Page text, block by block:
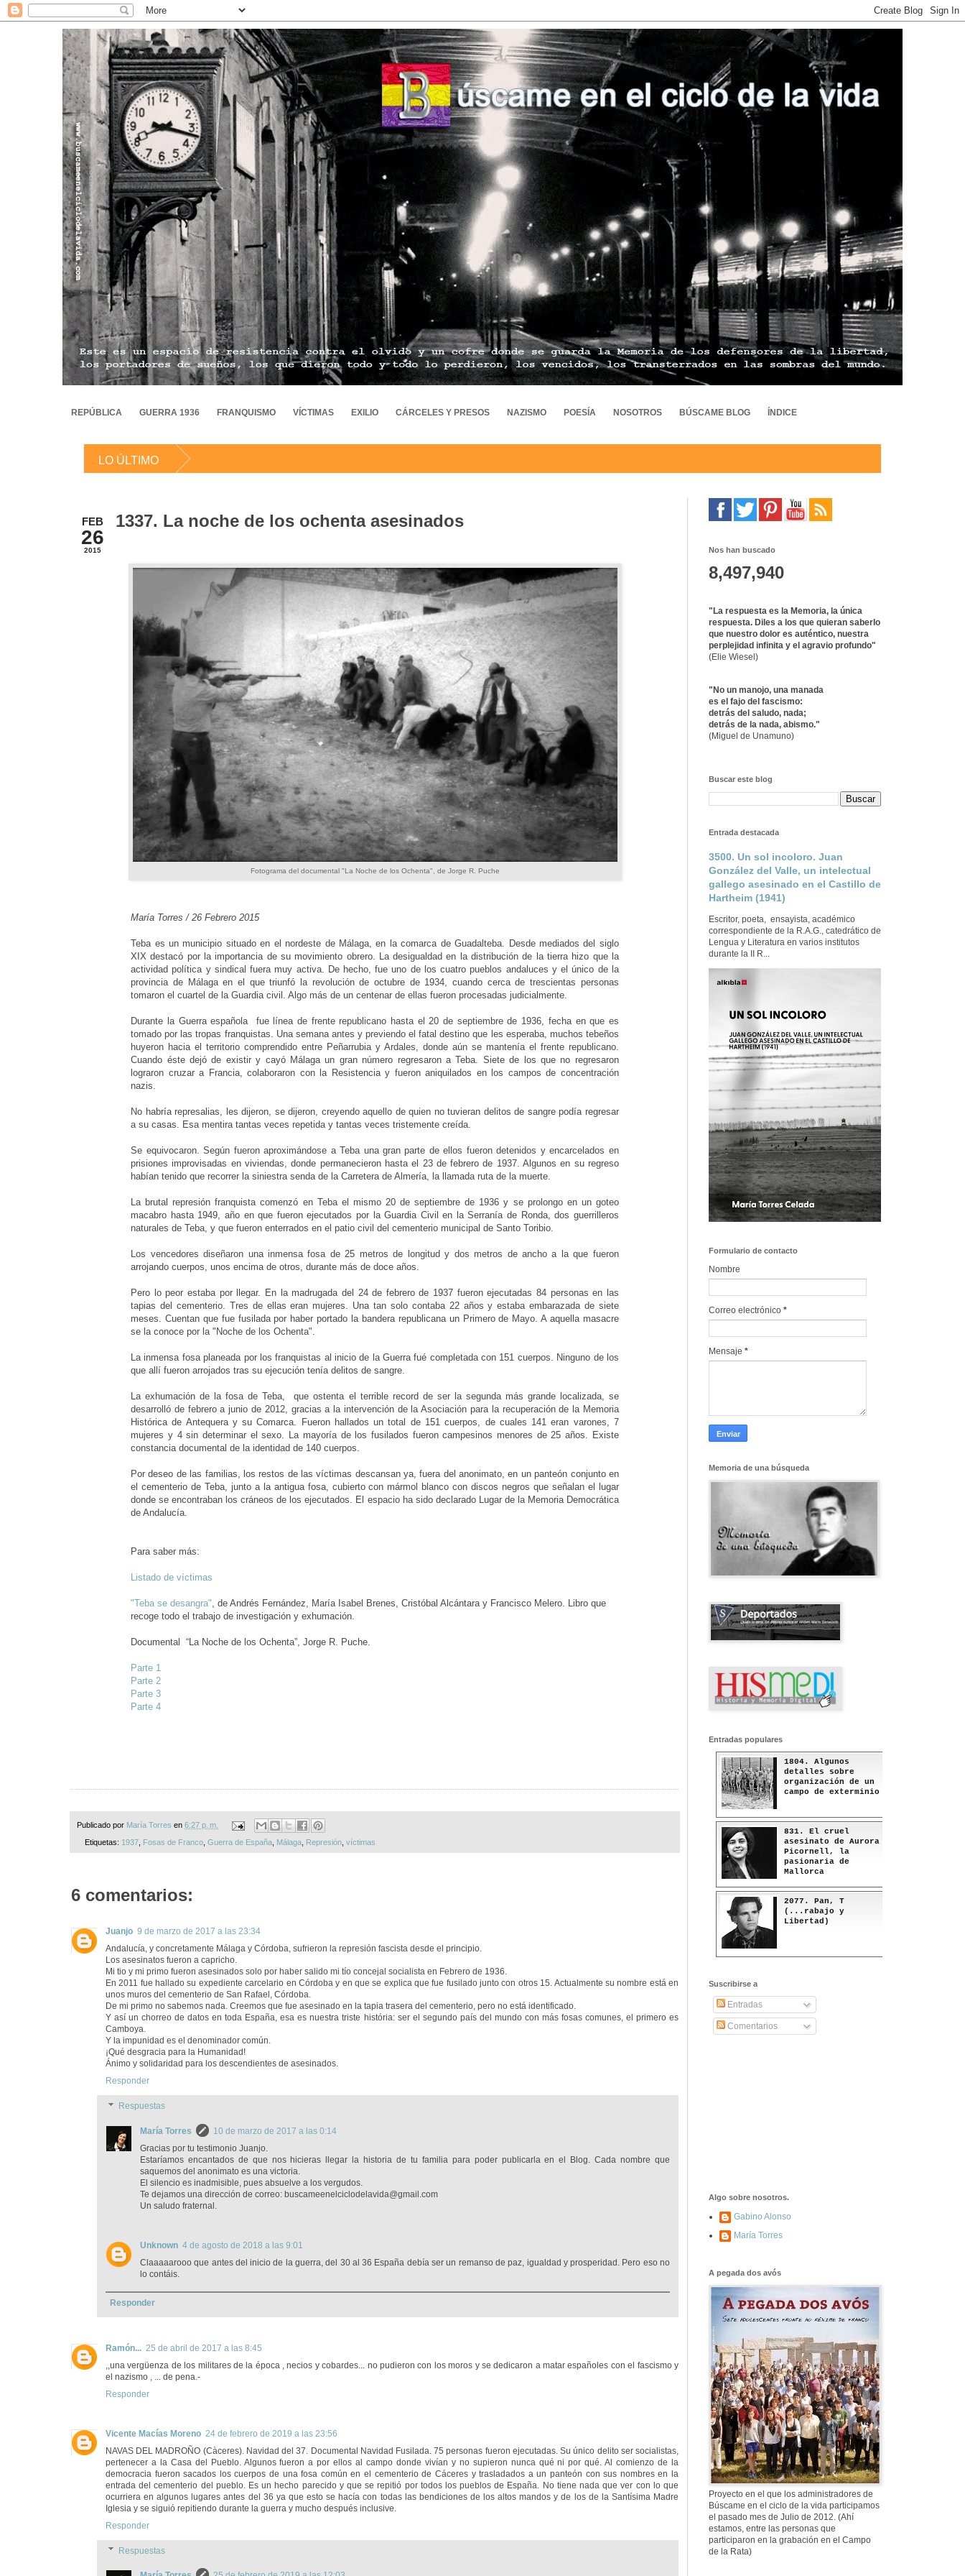
REPÚBLICA GUERRA 1936 FRANQUISMO VÍCTIMAS EXILIO CÁRCELES Y PRESOS NAZISMO POESÍA NOSOTROS BÚSCAME BLOG ÍNDICE
LO ÚLTIMO
FEB
26
2015
1337. La noche de los ochenta asesinados
Fotograma del documental "La Noche de los Ochenta", de Jorge R. Puche
María Torres / 26 Febrero 2015
Teba es un municipio situado en el nordeste de Málaga, en la comarca de Guadalteba. Desde mediados del siglo
XIX destacó por la importancia de su movimiento obrero. La desigualdad en la distribución de la tierra hizo que la
actividad política y sindical fuera muy activa. De hecho, fue uno de los cuatro pueblos andaluces y el único de la
provincia de Málaga en el que triunfó la revolución de octubre de 1934, cuando cerca de trescientas personas
tomaron el cuartel de la Guardia civil. Algo más de un centenar de ellas fueron procesadas judicialmente.
Durante la Guerra española fue línea de frente republicano hasta el 20 de septiembre de 1936, fecha en que es
tomado por las tropas franquistas. Una semana antes y previendo el fatal destino que les esperaba, muchos tebeños
huyeron hacia el territorio comprendido entre Peñarrubia y Ardales, donde aún se mantenía el frente republicano.
Cuando éste dejó de existir y cayó Málaga un gran número regresaron a Teba. Siete de los que no regresaron
lograron cruzar a Francia, colaboraron con la Resistencia y fueron aniquilados en los campos de concentración
nazis.
No habría represalias, les dijeron, se dijeron, creyendo aquello de quien no tuvieran delitos de sangre podía regresar
a su casas. Esa mentira tantas veces repetida y tantas veces tristemente creída.
Se equivocaron. Según fueron aproximándose a Teba una gran parte de ellos fueron detenidos y encarcelados en
prisiones improvisadas en viviendas, donde permanecieron hasta el 23 de febrero de 1937. Algunos en su regreso
habían tenido que recorrer la siniestra senda de la Carretera de Almería, la llamada ruta de la muerte.
La brutal represión franquista comenzó en Teba el mismo 20 de septiembre de 1936 y se prolongo en un goteo
macabro hasta 1949, año en que fueron ejecutados por la Guardia Civil en la Serranía de Ronda, dos guerrilleros
naturales de Teba, y que fueron enterrados en el patio civil del cementerio municipal de Santo Toribio.
Los vencedores diseñaron una inmensa fosa de 25 metros de longitud y dos metros de ancho a la que fueron
arrojando cuerpos, unos encima de otros, durante más de doce años.
Pero lo peor estaba por llegar. En la madrugada del 24 de febrero de 1937 fueron ejecutadas 84 personas en las
tapias del cementerio. Tres de ellas eran mujeres. Una tan solo contaba 22 años y estaba embarazada de siete
meses. Cuentan que fue fusilada por haber portado la bandera republicana un Primero de Mayo. A aquella masacre
se la conoce por la "Noche de los Ochenta".
La inmensa fosa planeada por los franquistas al inicio de la Guerra fué completada con 151 cuerpos. Ninguno de los
que allí fueron arrojados tras su ejecución tenía delitos de sangre.
La exhumación de la fosa de Teba,que ostenta el terrible record de ser la segunda más grande localizada, se
desarrolló de febrero a junio de 2012, gracias a la intervención de la Asociación para la recuperación de la Memoria
Histórica de Antequera y su Comarca. Fueron hallados un total de 151 cuerpos, de cuales 141 eran varones, 7
mujeres y 4 sin determinar el sexo.
La mayoría de los fusilados fueron campesinos menores de 25 años. Existe
constancia documental de la identidad de 140 cuerpos.
Por deseo de las familias, los restos de las víctimas descansan ya, fuera del anonimato, en un panteón conjunto en
el cementerio de Teba, junto a la antigua fosa, cubierto con mármol blanco con discos negros que señalan el lugar
donde se encontraban los cráneos de los ejecutados. El espacio ha sido declarado
Lugar de la Memoria Democrática
de Andalucía.
Para saber más:
Listado de víctimas
"Teba se desangra" , de Andrés Fernández, María Isabel Brenes, Cristóbal Alcántara y Francisco Melero. Libroque
recoge todo el trabajo de investigación y exhumación.
Documental “La Noche de los Ochenta”, Jorge R. Puche.
Parte 1
Parte 2
Parte 3
Parte 4
Publicado por María Torres en 6:27 p. m.
Etiquetas: 1937, Fosas de Franco, Guerra de España, Málaga, Represión, víctimas
6 comentarios:
Juanjo 9 de marzo de 2017 a las 23:34
Andalucía, y concretamente Málaga y Córdoba, sufrieron la represión fascista desde el principio.
Los asesinatos fueron a capricho.
Mi tio y mi primo fueron asesinados solo por haber salido mi tío concejal socialista en Febrero de 1936.
En 2011 fue hallado su expediente carcelario en Córdoba y en que se explica que fue fusilado junto con otros 15. Actualmente su nombre está en
unos muros del cementerio de San Rafael, Córdoba.
De mi primo no sabemos nada. Creemos que fue asesinado en la tapia trasera del cementerio, pero no está identificado.
Y así un chorreo de datos en toda España, esa es nuestra triste história: ser el segundo país del mundo con más fosas comunes, el primero es
Camboya.
Y la impunidad es el denominador común.
¡Qué desgracia para la Humanidad!
Ánimo y solidaridad para los descendientes de asesinados.
Responder
Respuestas
María Torres
10 de marzo de 2017 a las 0:14
Gracias por tu testimonio Juanjo.
Estaríamos encantados de que nos hicieras llegar la historia de tu familia para poder publicarla en el Blog. Cada nombre que
saquemos del anonimato es una victoria.
El silencio es inadmisible, pues absuelve a los vergudos.
Te dejamos una dirección de correo: buscameenelciclodelavida@gmail.com
Un saludo fraternal.
Unknown 4 de agosto de 2018 a las 9:01
Claaaaarooo que antes del inicio de la guerra, del 30 al 36 España debía ser un remanso de paz, igualdad y prosperidad. Pero eso no
lo contáis.
Responder
Ramón... 25 de abril de 2017 a las 8:45
,,una vergüenza de los militares de la época , necios y cobardes... no pudieron con los moros y se dedicaron a matar españoles con el fascismo y
el nazismo , ... de pena.-
Responder
Vicente Macías Moreno 24 de febrero de 2019 a las 23:56
NAVAS DEL MADROÑO (Càceres). Navidad del 37. Documental Navidad Fusilada. 75 personas fueron ejecutadas. Su único delito ser socialistas,
pertenecer a la Casa del Pueblo. Algunos fueron a por ellos al campo donde vivían y no supieron nunca qué ni por qué. Al comienzo de la
democracia fueron sacados los cuerpos de una fosa común en el cementerio de Cáceres y trasladados a un panteón con sus nombres en la
entrada del cementerio del pueblo. Es un hecho parecido y que se repitió por todos los pueblos de España. No tiene nada que ver con lo que
ocurriera en algunos lugares antes del 36 ya que esto se hacía con todas las bendiciones de los altos mandos y de los de la Santísima Madre
Iglesia y se siguió repitiendo durante la guerra y mucho después inclusive.
Responder
Respuestas
Nos han buscado
8,497,940
"La respuesta es la Memoria, la única
respuesta. Diles a los que quieran saberlo
que nuestro dolor es auténtico, nuestra
perplejidad infinita y el agravio profundo"
(Elie Wiesel)
"No un manojo, una manada
es el fajo del fascismo:
detrás del saludo, nada;
detrás de la nada, abismo."
(Miguel de Unamuno)
Buscar este blog
Entrada destacada
3500. Un sol incoloro. Juan
González del Valle, un intelectual
gallego asesinado en el Castillo de
Hartheim (1941)
Escritor, poeta, ensayista, académico
correspondiente de la R.A.G., catedrático de
Lengua y Literatura en varios institutos
durante la II R...
Formulario de contacto
Nombre
Correo electrónico *
Mensaje *
Memoria de una búsqueda
Entradas populares
1804. Algunos
detalles sobre
organización de un
campo de exterminio
831. El cruel
asesinato de Aurora
Picornell, la
pasionaria de
Mallorca
2077. Pan, T
(...rabajo y
Libertad)
577. Nos fusilaron
fusilaron mal
307. Vuestros
nombres no se han
borrado en la
Historia
Suscribirse a
Entradas
Comentarios
Algo sobre nosotros.
Gabino Alonso
María Torres
A pegada dos avós
Proyecto en el que los administradores de
Búscame en el ciclo de la vida participamos
el pasado mes de Julio de 2012. (Ahí
estamos, entre las personas que
participaron en la grabación en el Campo
de la Rata)